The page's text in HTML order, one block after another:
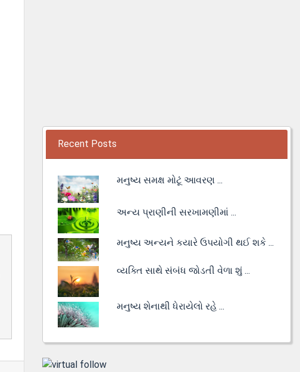
Recent Posts
મનુષ્ય સમક્ષ મોટૂં આવરણ ...
અન્ય પ્રાણીની સરખામણીમાં ...
મનુષ્ય અન્યને કયારે ઉપયોગી થઈ શકે ...
વ્યક્તિ સાથે સંબંધ જોડતી વેળા શું ...
મનુષ્ય શેનાથી ધેરાયેલો રહે ...